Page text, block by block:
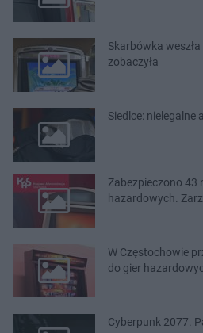
Skarbówka
zobaczyła
Siedlce: nielegalne
Zabezpieczono 43
hazardowych.
W Częstochowie
do gier
Cyberpunk 2077.